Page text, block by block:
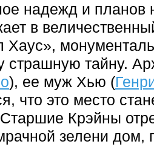
надежд и планов
в
Хаус»,
страшную тайну.
), ее муж Хью (
что это место
Крэйны
зелени дом,